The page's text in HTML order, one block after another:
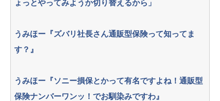
ょっとやってみようか切り替えるから」
うみほー『ズバリ社長さん通販型保険って知ってま
す？』
うみほー『ソニー損保とかって有名ですよね！通販型
保険ナンバーワンッ！でお馴染みですわ』